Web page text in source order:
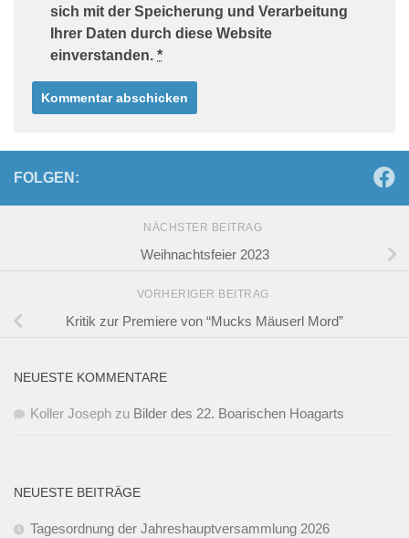
sich mit der Speicherung und Verarbeitung
Ihrer Daten durch diese Website
einverstanden. *
FOLGEN:
NÄCHSTER BEITRAG
Weihnachtsfeier 2023
VORHERIGER BEITRAG
Kritik zur Premiere von “Mucks Mäuserl Mord”
NEUESTE KOMMENTARE
Koller Joseph zu Bilder des 22. Boarischen Hoagarts
NEUESTE BEITRÄGE
Tagesordnung der Jahreshauptversammlung 2026